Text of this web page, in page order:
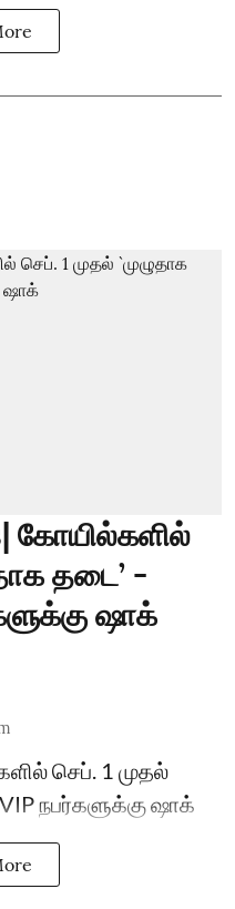
கோயில்களில்
தடை’ -
ஷாக்
செப். 1 முதல்
VIP நபர்களுக்கு ஷாக்